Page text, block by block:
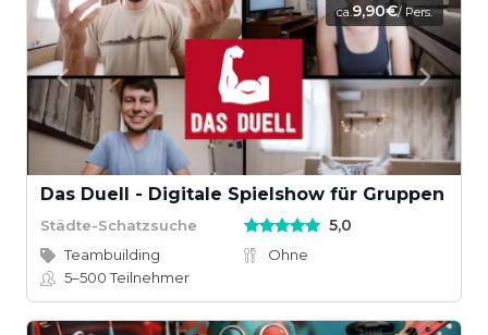
ca.9,90€/ Pers.
Das Duell - Digitale Spielshow für Gruppen
Städte-Schatzsuche 5,0
Teambuilding
Ohne
5–500Teilnehmer